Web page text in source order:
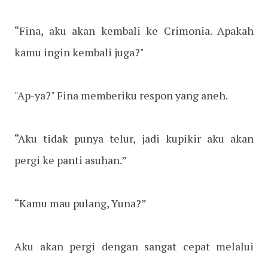
“Fina, aku akan kembali ke Crimonia. Apakah
kamu ingin kembali juga?"
"Ap-ya?" Fina memberiku respon yang aneh.
“Aku tidak punya telur, jadi kupikir aku akan
pergi ke panti asuhan.”
“Kamu mau pulang, Yuna?”
Aku akan pergi dengan sangat cepat melalui